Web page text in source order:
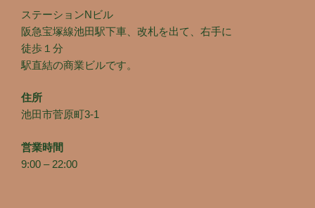
ステーションNビル
阪急宝塚線池田駅下車、改札を出て、右手に
徒歩１分
駅直結の商業ビルです。
住所
池田市菅原町3-1
営業時間
9:00 – 22:00